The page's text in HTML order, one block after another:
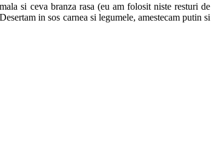
si ceva branza rasa (eu am folosit niste resturi de
in sos carnea si legumele, amestecam putin si